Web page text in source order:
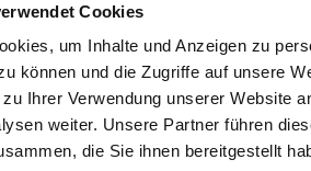
Cookies
um Inhalte und Anzeigen zu
können und die Zugriffe auf unsere
Ihrer Verwendung unserer Website
weiter. Unsere Partner führen
die Sie ihnen bereitgestellt